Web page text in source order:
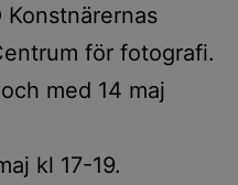
Konstnärernas
för fotografi.
med 14 maj
kl 17-19.